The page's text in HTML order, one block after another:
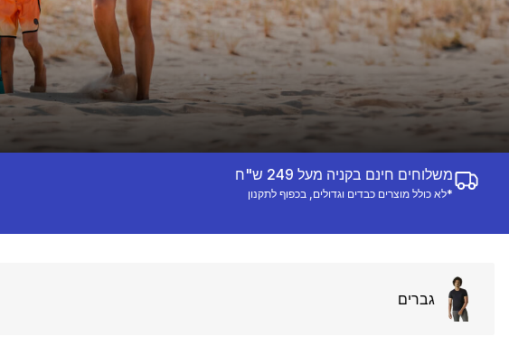
משלוחים חינם בקניה מעל 249 ש"ח
*לא כולל מוצרים כבדים וגדולים, בכפוף לתקנון
גברים